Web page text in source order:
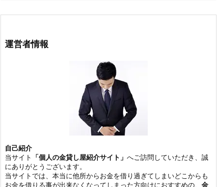
運営者情報
自己紹介
当サイト
「個人の金貸し屋紹介サイト」 へご訪問していただき、誠
にありがとうございます。
当サイトでは、本当に他所からお金を借り過ぎてしまいどこからも
お金を借りる事が出来なくなってしまった方向けにおすすめの、 金